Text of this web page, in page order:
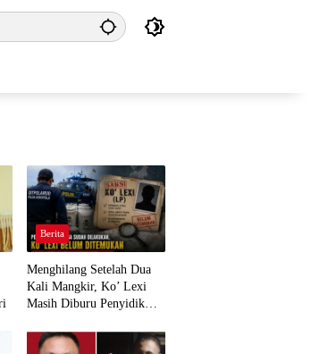
Berita
Menghilang Setelah Dua
Kali Mangkir, Ko’ Lexi
Masih Diburu Penyidik